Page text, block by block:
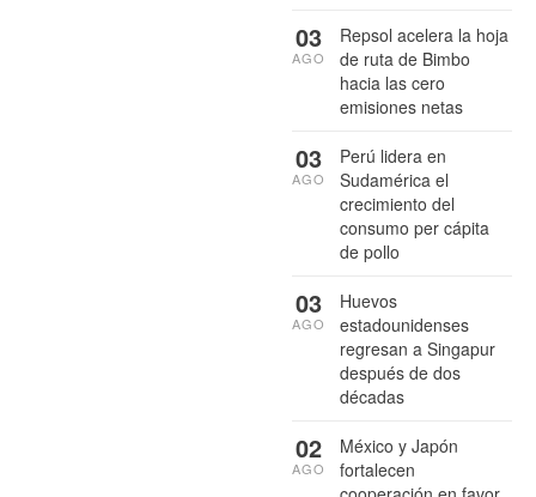
Repsol acelera la hoja
de ruta de Bimbo
hacia las cero
emisiones netas
03
AGO
Perú lidera en
Sudamérica el
crecimiento del
consumo per cápita
de pollo
03
AGO
Huevos
estadounidenses
regresan a Singapur
después de dos
décadas
03
AGO
México y Japón
fortalecen
02
AGO